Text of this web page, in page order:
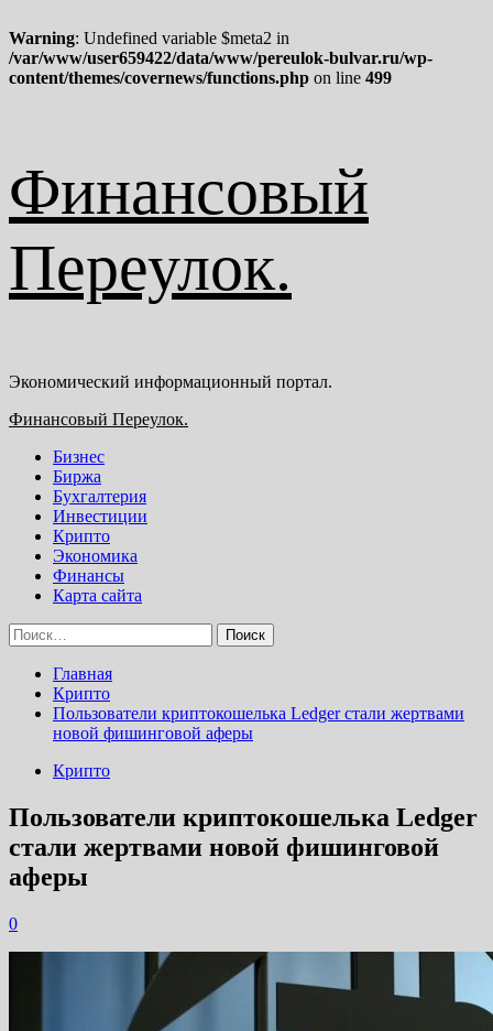
Warning: Undefined variable $meta2 in
/var/www/user659422/data/www/pereulok-bulvar.ru/wp-
content/themes/covernews/functions.php on line 499
к
содержимому
Финансовый
Переулок.
Экономический информационный портал.
Основное
Финансовый Переулок.
Бизнес
Биржа
Бухгалтерия
Инвестиции
Крипто
Экономика
Финансы
Карта сайта
Найти:
Главная
Крипто
Пользователи криптокошелька Ledger стали жертвами
новой фишинговой аферы
Крипто
Пользователи криптокошелька Ledger
стали жертвами новой фишинговой
аферы
0